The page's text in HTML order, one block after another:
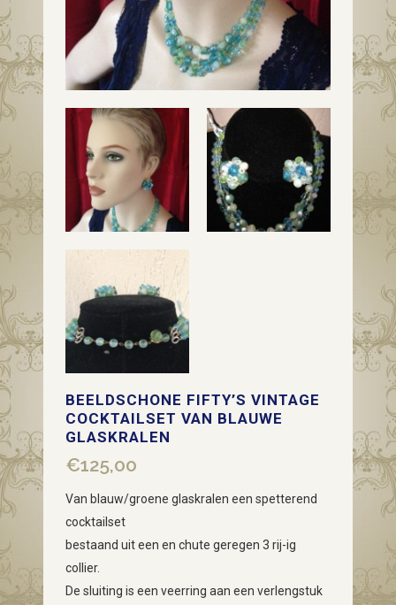
BEELDSCHONE FIFTY’S VINTAGE
COCKTAILSET VAN BLAUWE
GLASKRALEN
€125,00
Van blauw/groene glaskralen een spetterend
cocktailset
bestaand uit een en chute geregen 3 rij-ig
collier.
De sluiting is een veerring aan een verlengstuk